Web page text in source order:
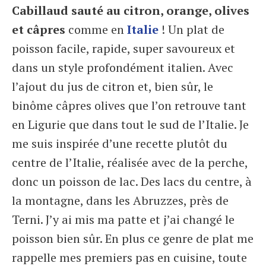
Cabillaud sauté au citron, orange, olives
et câpres comme enItalie ! Un plat de
poisson facile, rapide, super savoureux et
dans un style profondément italien. Avec
l’ajout du jus de citron et, bien sûr, le
binôme câpres olives que l’on retrouve tant
en Ligurie que dans tout le sud de l’Italie. Je
me suis inspirée d’une recette plutôt du
centre de l’Italie, réalisée avec de la perche,
donc un poisson de lac. Des lacs du centre, à
la montagne, dans les Abruzzes, près de
Terni. J’y ai mis ma patte et j’ai changé le
poisson bien sûr. En plus ce genre de plat me
rappelle mes premiers pas en cuisine, toute